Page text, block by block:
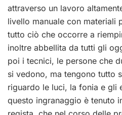
attraverso un lavoro
livello manuale con materiali
tutto ciò che occorre a
inoltre abbellita da tutti gli
poi i tecnici, le persone che
si vedono, ma tengono tutto
riguardo le luci, la fonia e gli
questo ingranaggio è tenuto